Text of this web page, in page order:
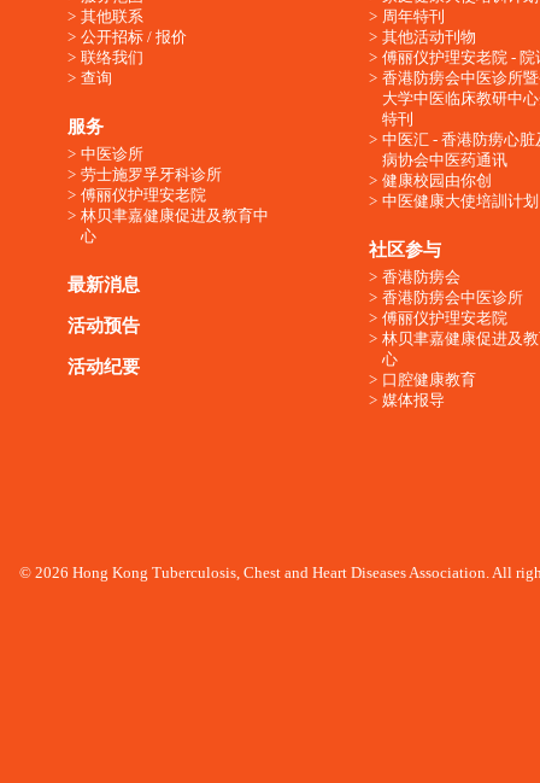
其他联系
公开招标 / 报价
联络我们
查询
服务
中医诊所
劳士施罗孚牙科诊所
傅丽仪护理安老院
林贝聿嘉健康促进及教育中
心
最新消息
活动预告
活动纪要
周年特刊
其他活动刊物
傅丽仪护理安老院 - 院
香港防痨会中医诊所
大学中医临床教研中
特刊
中医汇 - 香港防痨心脏
病协会中医药通讯
健康校园由你创
中医健康大使培訓计划
社区参与
香港防痨会
香港防痨会中医诊所
傅丽仪护理安老院
林贝聿嘉健康促进及
心
口腔健康教育
媒体报导
© 2026 Hong Kong Tuberculosis, Chest and Heart Diseases Association. All